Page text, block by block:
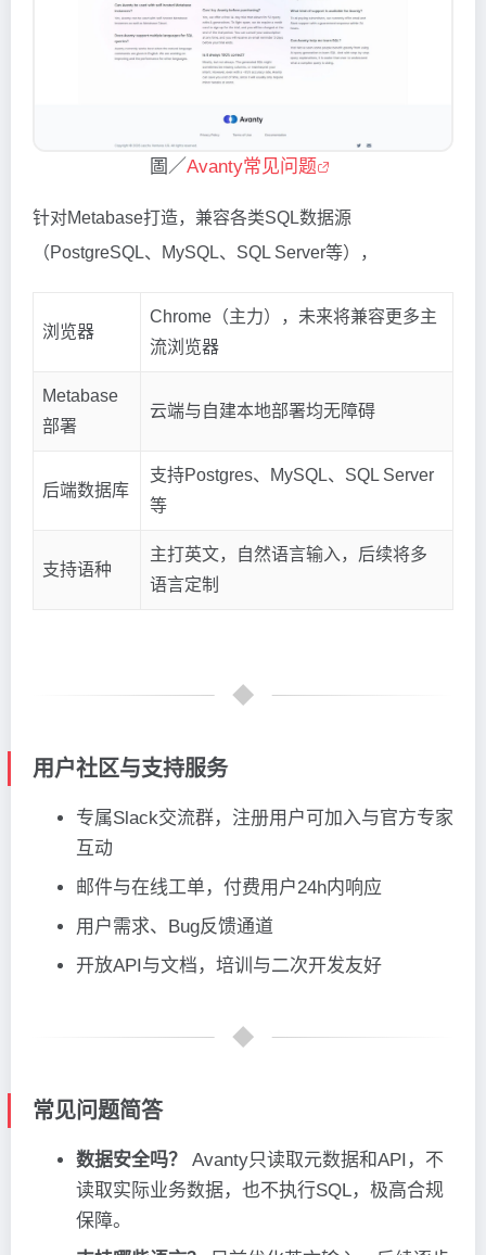
圖／Avanty常见问题
针对Metabase打造，兼容各类SQL数据源
（PostgreSQL、MySQL、SQL Server等），
浏览器
Chrome（主力），未来将兼容更多主
流浏览器
Metabase
部署
云端与自建本地部署均无障碍
后端数据库
支持Postgres、MySQL、SQL Server
等
支持语种
主打英文，自然语言输入，后续将多
语言定制
用户社区与支持服务
专属Slack交流群，注册用户可加入与官方专家
互动
邮件与在线工单，付费用户24h内响应
用户需求、Bug反馈通道
开放API与文档，培训与二次开发友好
常见问题简答
数据安全吗？
Avanty只读取元数据和API，不
读取实际业务数据，也不执行SQL，极高合规
保障。